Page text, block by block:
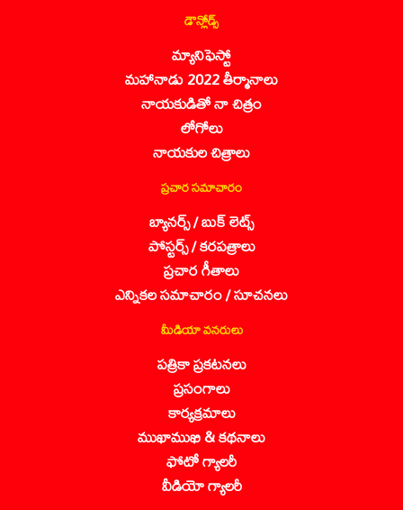
డౌన్లోడ్స్
మ్యానిఫెస్టో
మహానాడు 2022 తీర్మానాలు
నాయకుడితో నా చిత్రం
లోగోలు
నాయకుల చిత్రాలు
ప్రచార సమాచారం
బ్యానర్స్ / బుక్ లెట్స్
పోస్టర్స్ / కరపత్రాలు
ప్రచార గీతాలు
ఎన్నికల సమాచారం / సూచనలు
మీడియా వనరులు
పత్రికా ప్రకటనలు
ప్రసంగాలు
కార్యక్రమాలు
ముఖాముఖి & కథనాలు
ఫోటో గ్యాలరీ
వీడియో గ్యాలరీ